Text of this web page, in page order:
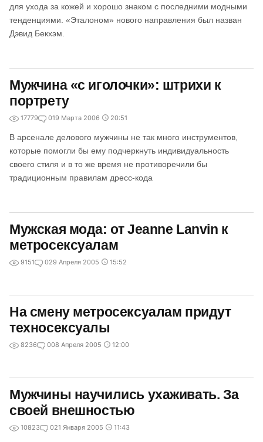
для ухода за кожей и хорошо знаком с последними модными
тенденциями. «Эталоном» нового направления был назван
Дэвид Бекхэм.
Мужчина «с иголочки»: штрихи к
портрету
17779 019 Марта 2006 20:51
В арсенале делового мужчины не так много инструментов,
которые помогли бы ему подчеркнуть индивидуальность
своего стиля и в то же время не противоречили бы
традиционным правилам дресс-кода
Мужская мода: от Jeanne Lanvin к
метросексуалам
9151 029 Апреля 2005 15:52
На смену метросексуалам придут
техносексуалы
8236 008 Апреля 2005 12:00
Мужчины научились ухаживать. За
своей внешностью
10823 021 Января 2005 11:43